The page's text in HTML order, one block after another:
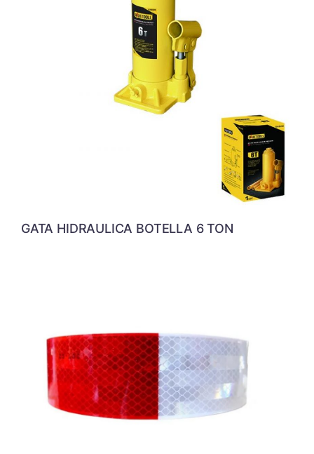
GATA HIDRAULICA BOTELLA 6 TON